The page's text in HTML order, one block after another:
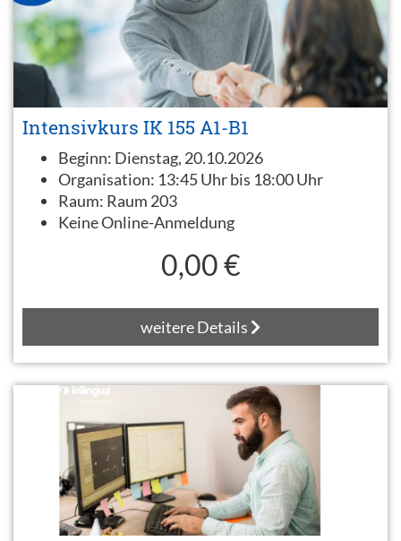
Intensivkurs IK 155 A1-B1
Beginn: Dienstag, 20.10.2026
Organisation: 13:45 Uhr bis 18:00 Uhr
Raum: Raum 203
Keine Online-Anmeldung
0,00 €
weitere Details